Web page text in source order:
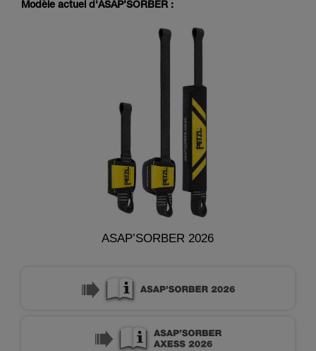
Modèle actuel d'ASAP’SORBER :
ASAP’SORBER 2026